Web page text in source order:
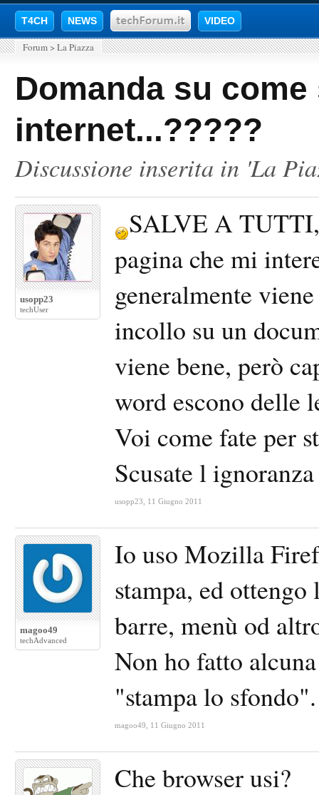
T4CH NEWS VIDEO
Forum > La Piazza
Domanda su
internet...?????
Discussione inserita in 'La
usopp23
techUser
SALVE A
pagina che mi
generalmente
incollo su un
viene bene, però
word escono delle
Voi come fate per
Scusate l
usopp23 11 Giugno 2011
magoo49
techAdvanced
Io uso Mozilla
stampa, ed
barre, menù od
Non ho fatto
"stampa lo sfondo".
magoo49 11 Giugno 2011
Che browser usi?